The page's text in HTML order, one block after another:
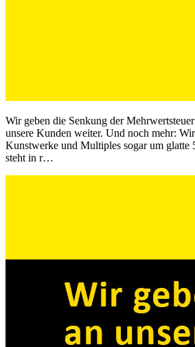
Wir geben die Senkung der
unsere Kunden weiter. Und noch mehr:
Kunstwerke und Multiples sogar um glatte
steht in r…